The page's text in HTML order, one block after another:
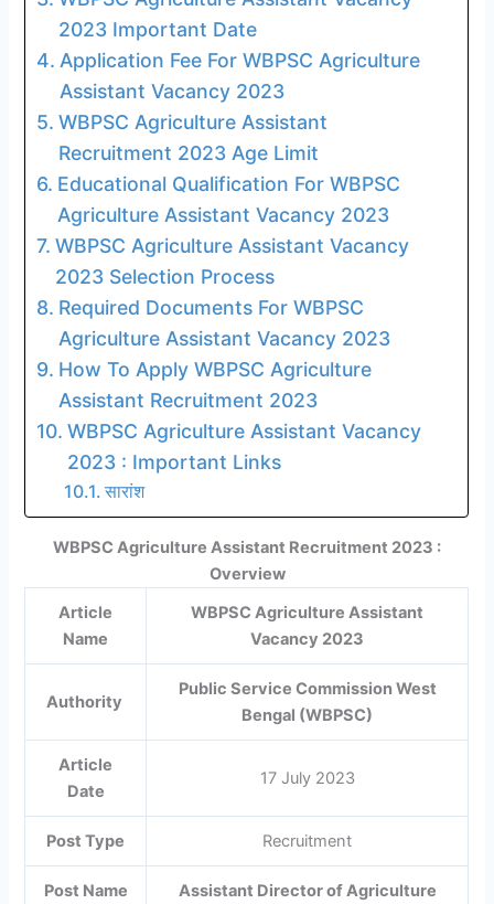
2023 Important Date
Application Fee For WBPSC Agriculture
Assistant Vacancy 2023
WBPSC Agriculture Assistant
Recruitment 2023 Age Limit
Educational Qualification For WBPSC
Agriculture Assistant Vacancy 2023
WBPSC Agriculture Assistant Vacancy
2023 Selection Process
Required Documents For WBPSC
Agriculture Assistant Vacancy 2023
How To Apply WBPSC Agriculture
Assistant Recruitment 2023
WBPSC Agriculture Assistant Vacancy
2023 : Important Links
सारांश
WBPSC Agriculture Assistant Recruitment 2023 :
Overview
Article
Name
WBPSC Agriculture Assistant
Vacancy 2023
Authority
Public Service Commission West
Bengal (WBPSC)
Article
Date
17 July 2023
Post Type Recruitment
Post Name Assistant Director of Agriculture